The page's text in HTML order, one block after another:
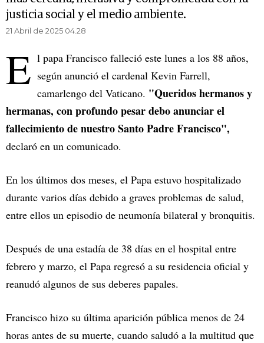
justicia social y el medio ambiente.
21 Abril de 2025 04.28
E l papa Francisco falleció este lunes a los 88 años,
según anunció el cardenal Kevin Farrell,
camarlengo del Vaticano. "Queridos hermanos y
hermanas, con profundo pesar debo anunciar el
fallecimiento de nuestro Santo Padre Francisco",
declaró en un comunicado.
En los últimos dos meses, el Papa estuvo hospitalizado
durante varios días debido a graves problemas de salud,
entre ellos un episodio de neumonía bilateral y bronquitis.
Después de una estadía de 38 días en el hospital entre
febrero y marzo, el Papa regresó a su residencia oficial y
reanudó algunos de sus deberes papales.
Francisco hizo su última aparición pública menos de 24
horas antes de su muerte, cuando saludó a la multitud que